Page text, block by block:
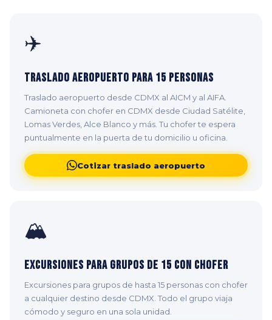
✈️
Traslado Aeropuerto para 15 Personas
Traslado aeropuerto desde CDMX al AICM y al AIFA.
Camioneta con chofer en CDMX desde Ciudad Satélite,
Lomas Verdes, Alce Blanco y más. Tu chofer te espera
puntualmente en la puerta de tu domicilio u oficina.
Cotizar traslado aeropuerto
🏔️
Excursiones para Grupos de 15 con Chofer
Excursiones para grupos de hasta 15 personas con chofer
a cualquier destino desde CDMX. Todo el grupo viaja
cómodo y seguro en una sola unidad.